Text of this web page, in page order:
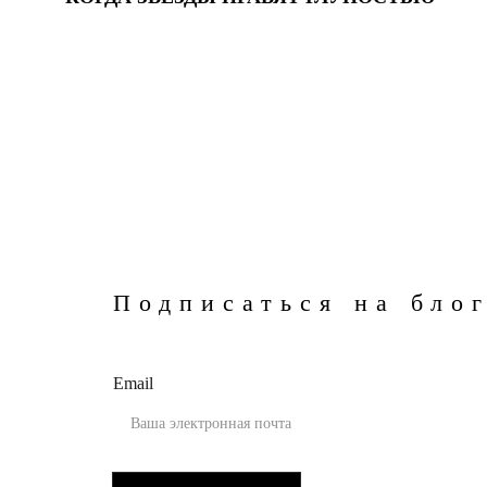
Подписаться на блог
Email